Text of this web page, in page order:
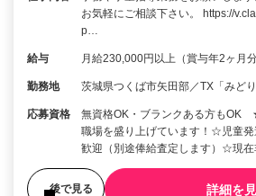
お気軽にご相談下さい。 https://
p…
給与 月給230,000円以上（賞与年2ヶ月分
勤務地 茨城県つくば市矢田部／TX「みど
応募資格
無資格OK・ブランクある方もOK
職場を盛り上げています！☆児童
歓迎（別途俸給査定します）☆現
後で見る 詳細を